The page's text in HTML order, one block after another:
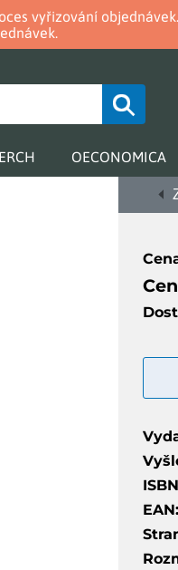
vyřizování
OECONOMICA
EAN: